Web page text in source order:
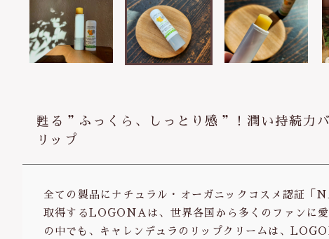
甦る＂ふっくら、しっとり感＂！潤い持続力
リップ
全ての製品にナチュラル・オーガニックコスメ認証「
取得するLOGONAは、世界各国から多くのファンに
の中でも、キャレンデュラのリップクリームは、